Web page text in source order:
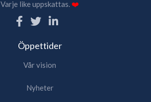
Varje like uppskattas.❤️
Öppettider
Vår vision
Nyheter